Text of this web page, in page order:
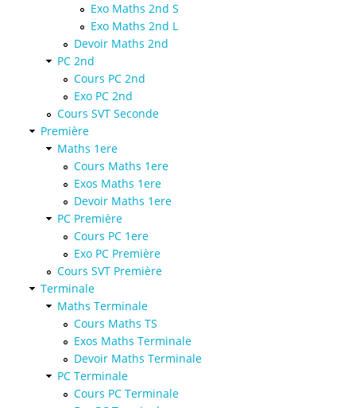
Exo Maths 2nd S
Exo Maths 2nd L
Devoir Maths 2nd
PC 2nd
Cours PC 2nd
Exo PC 2nd
Cours SVT Seconde
Première
Maths 1ere
Cours Maths 1ere
Exos Maths 1ere
Devoir Maths 1ere
PC Première
Cours PC 1ere
Exo PC Première
Cours SVT Première
Terminale
Maths Terminale
Cours Maths TS
Exos Maths Terminale
Devoir Maths Terminale
PC Terminale
Cours PC Terminale